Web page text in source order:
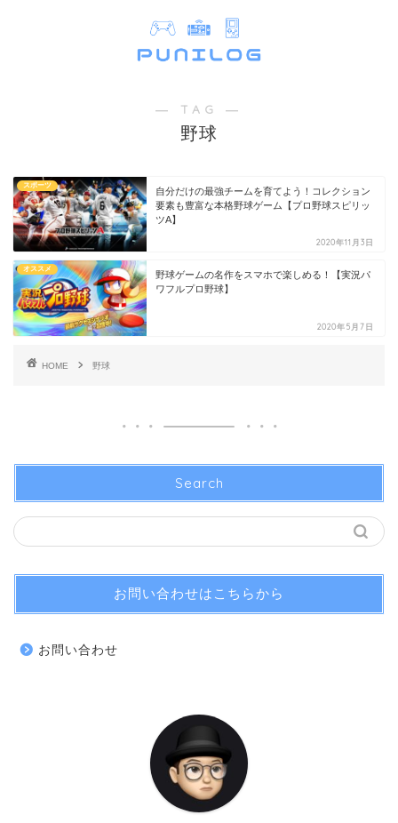
― TAG ―
野球
スポーツ
自分だけの最強チームを育てよう！コレクション
要素も豊富な本格野球ゲーム【プロ野球スピリッ
ツA】
2020年11月3日
オススメ
野球ゲームの名作をスマホで楽しめる！【実況パ
ワフルプロ野球】
2020年5月7日
HOME 野球
Search
お問い合わせはこちらから
お問い合わせ